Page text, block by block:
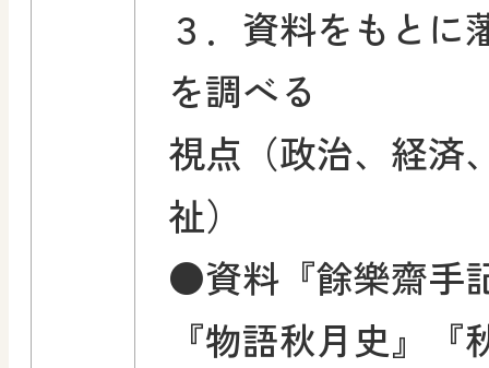
３．資料をもとに
を調べる
視点（政治、経済
祉）
●資料『餘樂齋手
『物語秋月史』